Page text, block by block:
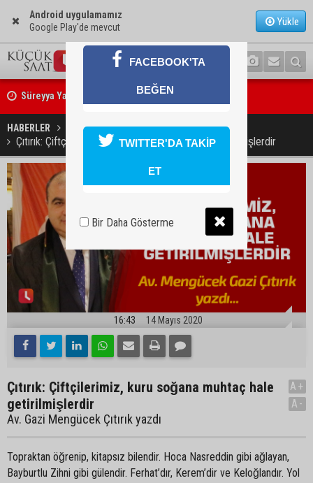
Android uygulamamız
Google Play'de mevcut
Yükle
Süreyya Yavuz’dan şehit ailelerine ziyaret
Murat Şahin Aktürk, YENİ Parti Tufanbeyli İlçe Başkanı oldu
HABERLER GÜNDEM
Çıtırık: Çiftçilerimiz, kuru soğana muhtaç hale getirilmişlerdir
16:43 14 Mayıs 2020
Çıtırık: Çiftçilerimiz, kuru soğana muhtaç hale
getirilmişlerdir
Av. Gazi Mengücek Çıtırık yazdı
A+
A-
Topraktan öğrenip, kitapsız bilendir. Hoca Nasreddin gibi ağlayan,
Bayburtlu Zihni gibi gülendir. Ferhat’dır, Kerem’dir ve Keloğlandır. Yol
FACEBOOK'TA
BEĞEN
TWITTER'DA TAKİP
ET
Bir Daha Gösterme